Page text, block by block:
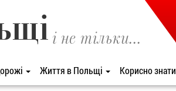
і не тільки...
Життя в Польщі Корисно знати